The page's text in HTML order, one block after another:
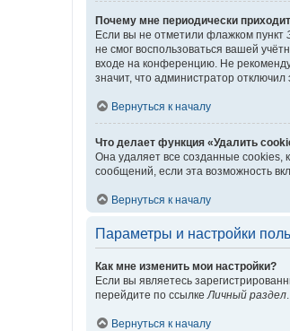
Почему мне периодически
Если вы не отметили флажком пункт
не смог воспользоваться вашей
входе на конференцию. Не
значит, что администратор отключил
Вернуться к началу
Что делает функция «Удалить
Она удаляет все созданные cookies,
сообщений, если эта возможность
Вернуться к началу
Параметры и настройки
Как мне изменить мои настройки?
Если вы являетесь
перейдите по ссылке Личный раздел
Вернуться к началу